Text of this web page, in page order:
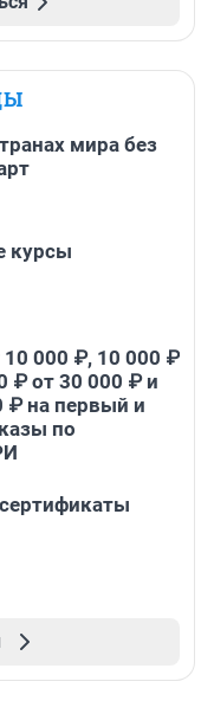
мира без
курсы
000 ₽, 10 000 ₽
₽ от 30 000 ₽ и
₽ на первый и
по